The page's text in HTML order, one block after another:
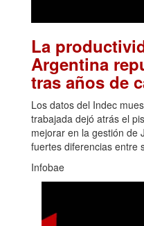
La
Argentina
tras años de
Los datos del Indec
trabajada dejó atrás el
mejorar en la gestión de
fuertes diferencias entre
Infobae